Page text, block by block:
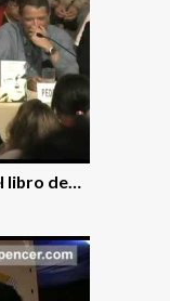
libro de…